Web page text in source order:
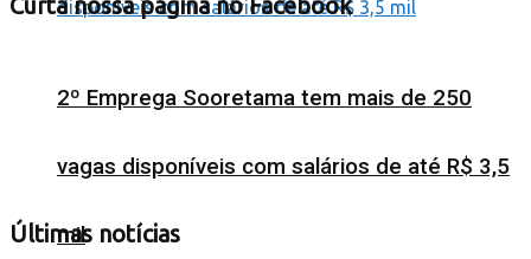
2º Emprega Sooretama tem mais de 250
vagas disponíveis com salários de até R$ 3,5
mil
Curta nossa página no Facebook
Últimas notícias